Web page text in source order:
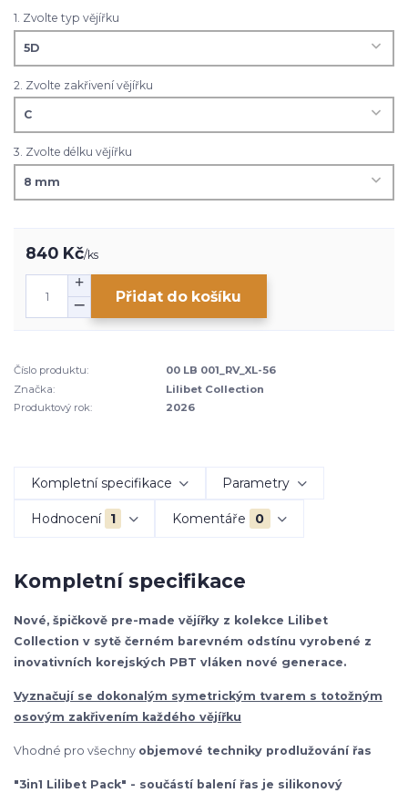
1. Zvolte typ vějířku
2. Zvolte zakřivení vějířku
3. Zvolte délku vějířku
840 Kč/ks
Přidat do košíku
Číslo produktu:
00 LB 001_RV_XL-56
Značka:
Lilibet Collection
Produktový rok:
2026
Kompletní specifikace Parametry
Hodnocení 1 Komentáře 0
Kompletní specifikace
Nové, špičkově pre-made vějířky z kolekce Lilibet
Collection v sytě černém barevném odstínu vyrobené z
inovativních korejských PBT vláken nové generace.
Vyznačují se dokonalým symetrickým tvarem s totožným
osovým zakřivením každého vějířku
Vhodné pro všechny objemové techniky prodlužování řas
"3in1 Lilibet Pack" - součástí balení řas je silikonový